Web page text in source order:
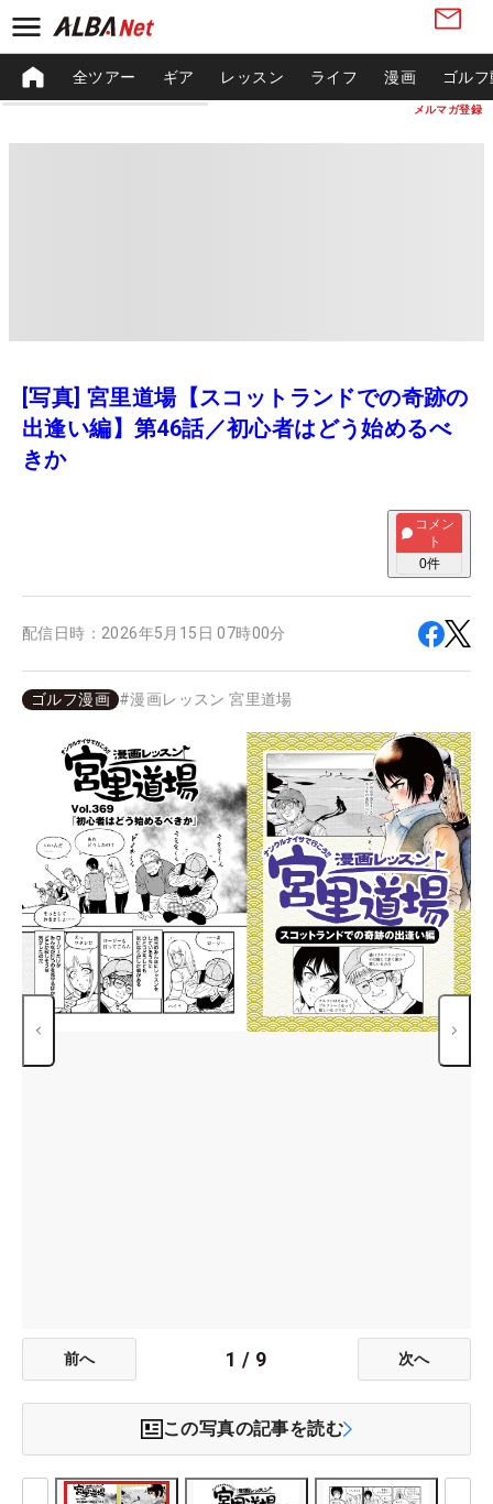
メルマガ登録
全ツアー ギア レッスン ライフ 漫画 ゴル
[写真] 宮里道場【スコットランドでの奇跡の
出逢い編】第46話／初心者はどう始めるべ
きか
コメン
ト
0件
配信日時： 2026年5月15日 07時00分
ゴルフ漫画 #漫画レッスン 宮里道場
前へ 1 / 9 次へ
この写真の記事を読む